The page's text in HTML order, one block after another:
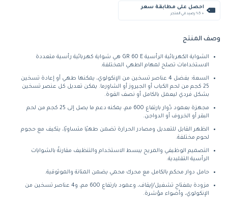
احصل على مطابقة سعر
+ %5 رصيد في المتجر
وصف المنتج
الشواية الكهربائية الرأسية GR 60 E هي شواية كهربائية رأسية متعددة
الاستخدامات تصلح لمهام الطهي المختلفة.
السعة: بفضل 4 عناصر تسخين من الإنكولوي، يمكنها طهي أو إعادة تسخين
25 كجم من لحم الكباب أو الجيروز أو الشاورما. يمكن تعديل كل عنصر تسخين
بشكل فردي ليعمل بالكامل أو نصف القوة.
مجهزة بعمود دّوار بارتفاع 600 مم، يمكنه دعم ما يصل إلى 25 كجم من لحم
البقر أو الخروف أو الدواجن.
الظهر القابل للتعديل ومصادر الحرارة تضمن طهيًا متساويًا، يتكيف مع حجوم
لحوم مختلفة.
التصميم الوظيفي والمريح يبسط الاستخدام والتنظيف مقارنةً بالشوايات
الرأسية التقليدية.
حامل دوار محكم بالكامل مع محرك محمي يضمن المتانة والموثوقية.
مزودة بمفتاح تشغيل/إيقاف، وعمود بارتفاع 600 مم، و4 عناصر تسخين من
الإنكولوي، وأضواء مؤشرة.